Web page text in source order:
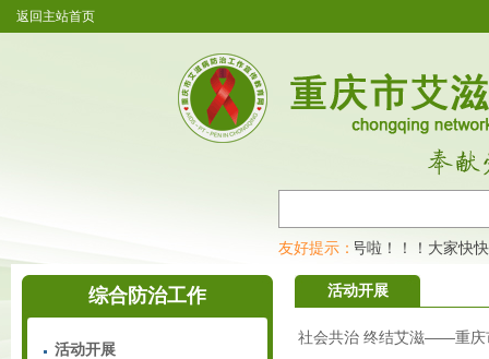
返回主站首页
友好提示：
重庆市艾滋病防治工作宣传教育网开通公众号啦！！！大家快
综合防治工作
活动开展
活动开展
社会共治 终结艾滋——重庆